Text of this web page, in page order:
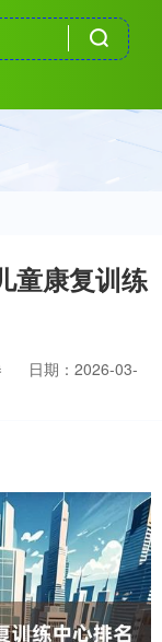
童康复训练
日期：2026-03-